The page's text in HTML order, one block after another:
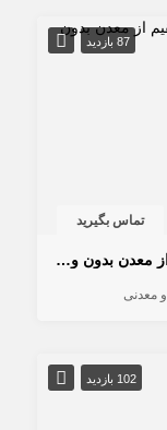
87 بازدید
تماس بگیرید
فروش سنگ آهن مگنتیت | عرضه مستقیم از معدن بدون واسطه
معدنی
102 بازدید